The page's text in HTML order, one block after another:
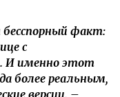
факт:
с
именно этот
более реальным,
версии, –